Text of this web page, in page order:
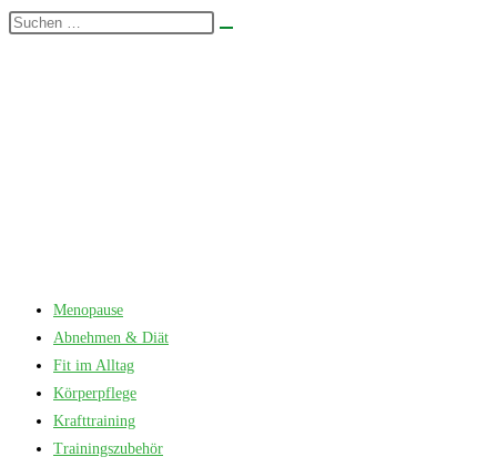
Zum
Diese
Menopause
Abnehmen & Diät
Fit im Alltag
Körperpflege
Krafttraining
Trainingszubehör